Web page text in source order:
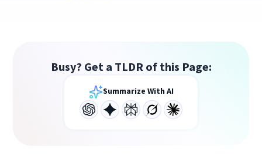
Busy? Get a TLDR of this Page:
Summarize With AI